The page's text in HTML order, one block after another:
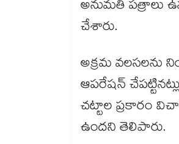
అనుమతి పత్రాలు
చేశారు.
అక్రమ వలసలను
ఆపరేషన్
చట్టాల ప్రకారం
ఉందని తెలిపారు.